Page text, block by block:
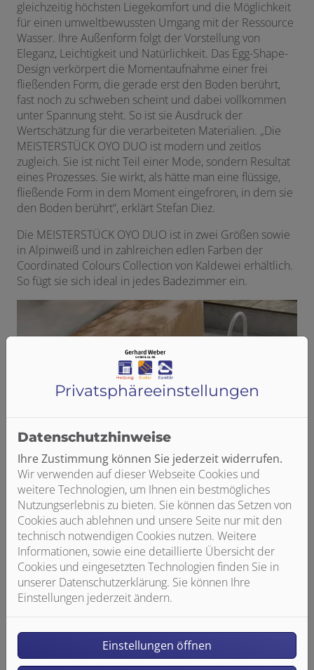
gleichzeitig höchsten Liegekomfort und die Möglichkeit
für einen umweltbewussten Umgang mit der Ressource
Wasser. Ihre Außenform folgt der Vorstellung von
Eleganz, Leichtigkeit und Natürlichkeit. Das Egg-Shape-
Design verkörpert die Momentaufnahme einer frei
fließenden Form, die gerade erst den Boden berührt,
fast noch zu schweben scheint und dabei vollkommen
unter Spannung steht. So ist sie Ausdruck der
Wertschätzung für die verarbeiteten Materialien. „Die
MEISTERSTÜCK OYO DUO ist modern und zeitlos
zugleich. Sie ist nicht Teil einer Mode, sondern Resultat
eines Prozesses. Sie wirkt, als hätte man eine flüssige,
fließende Form in dem Moment eingefroren, in dem sie
den Boden berührt“, erklärt Stefan Diez.
Die MEISTERSTÜCK OYO DUO ist in zwei Größen sowie
in Alpinweiß und in zahlreichen edlen Farben der
Coordinated Colours Collection von Kaldewei erhältlich.
So fügt sie sich ideal in jedes Badezimmer ein.
Privatsphäre­einstellungen
Datenschutzhinweise
Ihre Zustimmung können Sie jederzeit widerrufen.
Wir verwenden auf dieser Webseite Cookies und
weitere Technologien, um Ihnen ein bestmögliches
Nutzungserlebnis zu bieten. Sie können das Setzen von
Cookies auch ablehnen und unsere Seite nur mit den
technisch notwendigen Cookies nutzen. Weitere
Informationen, sowie eine detaillierte Übersicht der
Cookies und eingesetzten Technologien finden Sie in
unserer Datenschutzerklärung. Sie können Ihre
Einstellungen jederzeit ändern.
Einstellungen öffnen